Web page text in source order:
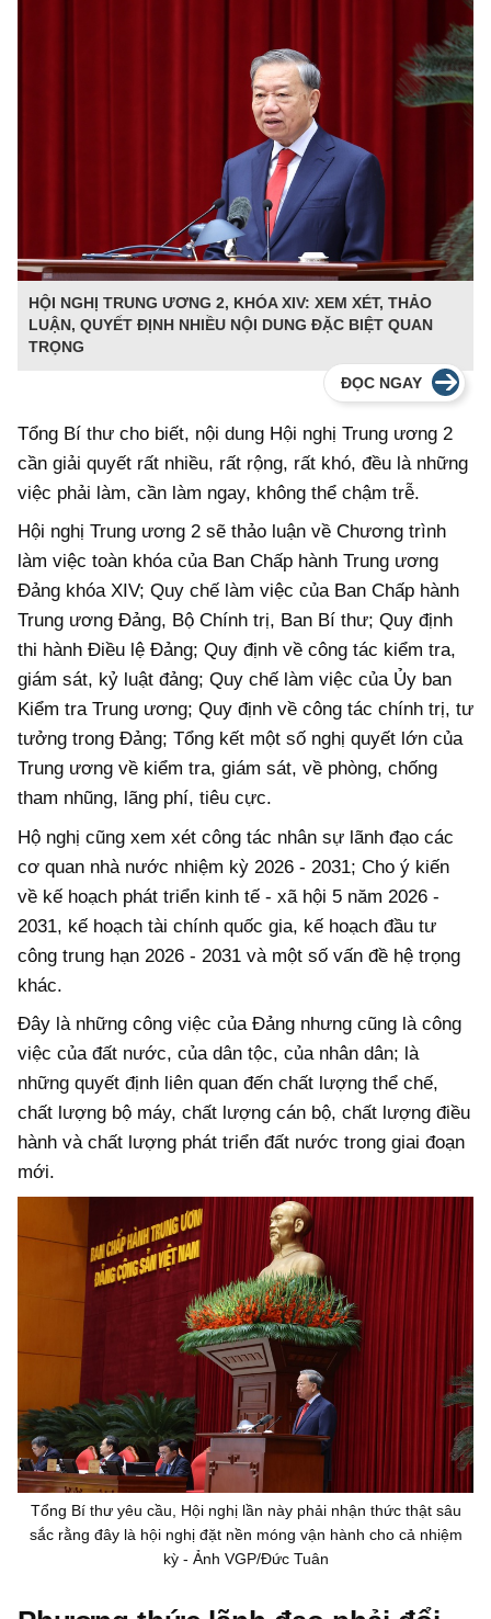
HỘI NGHỊ TRUNG ƯƠNG 2, KHÓA XIV: XEM XÉT, THẢO
LUẬN, QUYẾT ĐỊNH NHIỀU NỘI DUNG ĐẶC BIỆT QUAN
TRỌNG
ĐỌC NGAY
Tổng Bí thư cho biết, nội dung Hội nghị Trung ương 2
cần giải quyết rất nhiều, rất rộng, rất khó, đều là những
việc phải làm, cần làm ngay, không thể chậm trễ.
Hội nghị Trung ương 2 sẽ thảo luận về Chương trình
làm việc toàn khóa của Ban Chấp hành Trung ương
Đảng khóa XIV; Quy chế làm việc của Ban Chấp hành
Trung ương Đảng, Bộ Chính trị, Ban Bí thư; Quy định
thi hành Điều lệ Đảng; Quy định về công tác kiểm tra,
giám sát, kỷ luật đảng; Quy chế làm việc của Ủy ban
Kiểm tra Trung ương; Quy định về công tác chính trị, tư
tưởng trong Đảng; Tổng kết một số nghị quyết lớn của
Trung ương về kiểm tra, giám sát, về phòng, chống
tham nhũng, lãng phí, tiêu cực.
Hộ nghị cũng xem xét công tác nhân sự lãnh đạo các
cơ quan nhà nước nhiệm kỳ 2026 - 2031; Cho ý kiến
về kế hoạch phát triển kinh tế - xã hội 5 năm 2026 -
2031, kế hoạch tài chính quốc gia, kế hoạch đầu tư
công trung hạn 2026 - 2031 và một số vấn đề hệ trọng
khác.
Đây là những công việc của Đảng nhưng cũng là công
việc của đất nước, của dân tộc, của nhân dân; là
những quyết định liên quan đến chất lượng thể chế,
chất lượng bộ máy, chất lượng cán bộ, chất lượng điều
hành và chất lượng phát triển đất nước trong giai đoạn
mới.
Tổng Bí thư yêu cầu, Hội nghị lần này phải nhận thức thật sâu
sắc rằng đây là hội nghị đặt nền móng vận hành cho cả nhiệm
kỳ - Ảnh VGP/Đức Tuân